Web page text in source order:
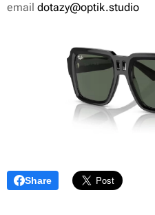
email dotazy@optik.studio
Share